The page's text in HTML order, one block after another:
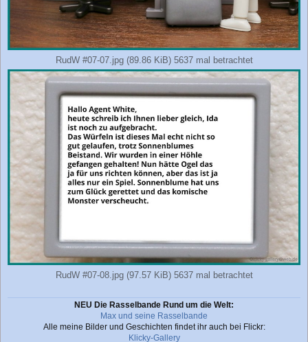
RudW #07-07.jpg (89.86 KiB) 5637 mal betrachtet
RudW #07-08.jpg (97.57 KiB) 5637 mal betrachtet
NEU Die Rasselbande Rund um die Welt:
Max und seine Rasselbande
Alle meine Bilder und Geschichten findet ihr auch bei Flickr:
Klicky-Gallery